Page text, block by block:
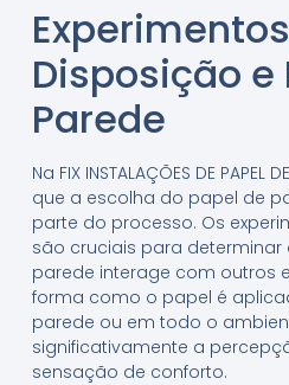
Disposição e
Parede
Na FIX INSTALAÇÕES DE PAPEL
que a escolha do papel de
parte do processo. Os
são cruciais para
parede interage com outros
forma como o papel é
parede ou em todo o
significativamente a
sensação de conforto.